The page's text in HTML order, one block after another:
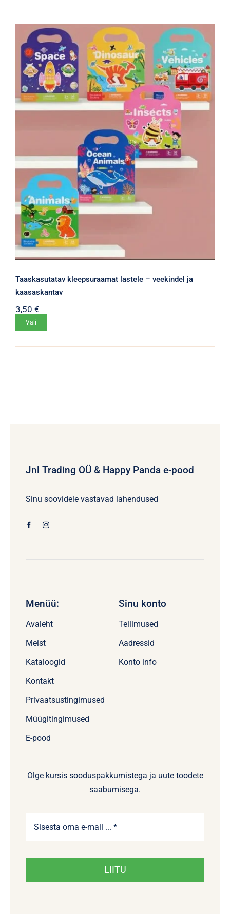
mitu
varianti.
Valikuid
saab
teha
tootelehel.
Taaskasutatav kleepsuraamat lastele – veekindel ja
kaasaskantav
3,50 €
Vali
on
Jnl Trading OÜ & Happy Panda e-pood
Sinu soovidele vastavad lahendused
Menüü:
Avaleht
Meist
Kataloogid
Kontakt
Privaatsustingimused
Müügitingimused
E-pood
Sinu konto
Tellimused
Aadressid
Konto info
Olge kursis sooduspakkumistega ja uute toodete
saabumisega.
LIITU